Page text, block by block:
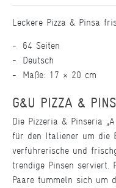
Leckere Pizza & Pinsa
64 Seiten
Deutsch
Maße: 17 × 20 cm
G&U PIZZA &
Die Pizzeria & Pinseria
für den Italiener um die
verführerische und
trendige Pinsen serviert.
Paare tummeln sich um